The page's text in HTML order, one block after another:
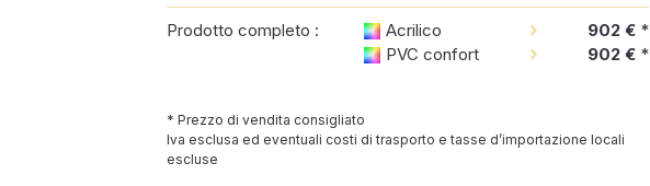
Prodotto completo : Acrilico 902 € *
PVC confort
902 € *
* Prezzo di vendita consigliato
Iva esclusa ed eventuali costi di trasporto e tasse d’importazione locali
escluse